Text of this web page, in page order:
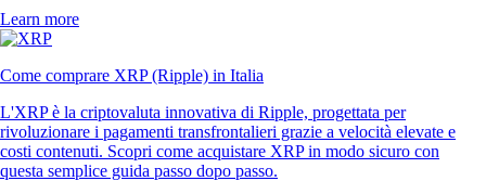
Learn more
Come comprare XRP (Ripple) in Italia
L'XRP è la criptovaluta innovativa di Ripple, progettata per
rivoluzionare i pagamenti transfrontalieri grazie a velocità elevate e
costi contenuti. Scopri come acquistare XRP in modo sicuro con
questa semplice guida passo dopo passo.